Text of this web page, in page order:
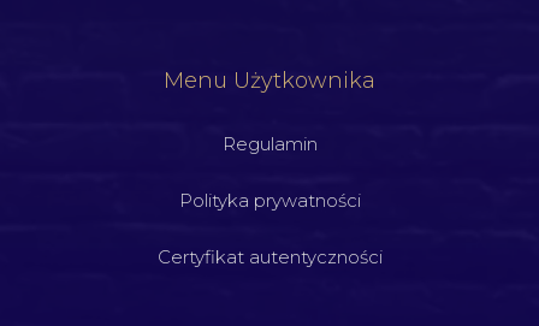
Menu Użytkownika
Regulamin
Polityka prywatności
Certyfikat autentyczności